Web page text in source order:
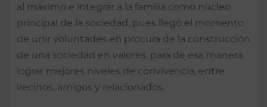
al máximo e integrar a la familia como núcleo
principal de la sociedad, pues llegó el momento
de unir voluntades en procura de la construcción
de una sociedad en valores, para de esa manera
lograr mejores niveles de convivencia, entre
vecinos, amigos y relacionados.